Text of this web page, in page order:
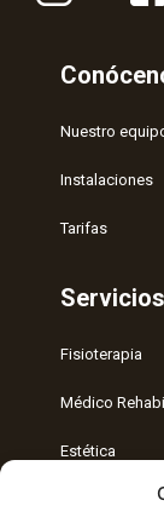
Nuestro
Instalaciones
Tarifas
Servicios
Fisioterapia
Médico
Estética